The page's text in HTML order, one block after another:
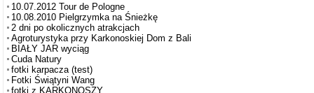
10.07.2012 Tour de Pologne
10.08.2010 Pielgrzymka na Śnieżkę
2 dni po okolicznych atrakcjach
Agroturystyka przy Karkonoskiej Dom z Bali
BIAŁY JAR wyciąg
Cuda Natury
fotki karpacza (test)
Fotki Świątyni Wang
fotki z KARKONOSZY